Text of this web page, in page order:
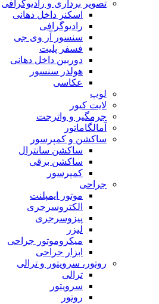
تصویر برداری و رادیوگرافی
اسکنر داخل دهانی
رادیوگرافی
سنسور آر وی جی
فسفر پلیت
دوربین داخل دهانی
هولدر سنسور
عکاسی
لوپ
لایت کیور
جرمگیر و واترجت
آمالگاماتور
ساکشن و کمپرسور
ساکشن سانترال
ساکشن برقی
کمپرسور
جراحی
موتور ایمپلنت
الکتروسرجری
پیزوسرجری
لیزر
میکروموتور جراحی
ابزار جراحی
روتور، سرویتور و ترالی
ترالی
سرویتور
روتور